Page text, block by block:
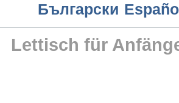
Български
Lettisch für